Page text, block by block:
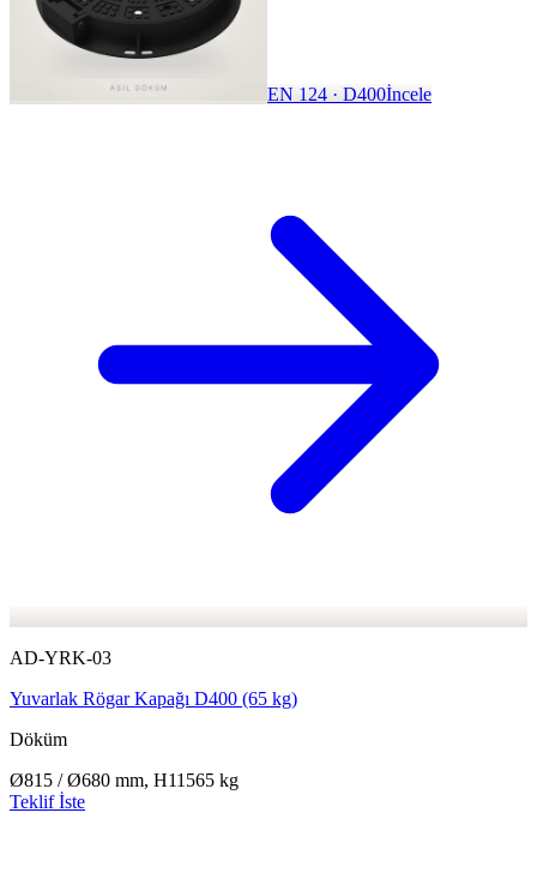
EN 124 · D400İncele
AD-YRK-03
Yuvarlak Rögar Kapağı D400 (65 kg)
Döküm
Ø815 / Ø680 mm, H11565 kg
Teklif İste